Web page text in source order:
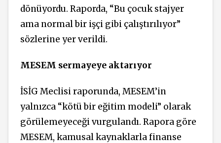
dönüyordu. Raporda, “Bu çocuk stajyer
ama normal bir işçi gibi çalıştırılıyor”
sözlerine yer verildi.
MESEM sermayeye aktarıyor
İSİG Meclisi raporunda, MESEM’in
yalnızca “kötü bir eğitim modeli” olarak
görülemeyeceği vurgulandı. Rapora göre
MESEM, kamusal kaynaklarla finanse